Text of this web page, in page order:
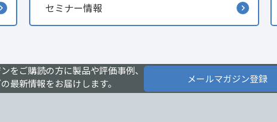
セミナー情報
をご購読の方に製品や評価事例、
最新情報をお届けします。
メールマガジン登録